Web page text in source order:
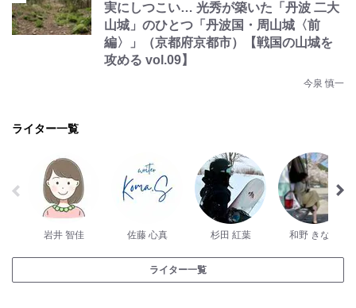
実にしつこい… 光秀が築いた「丹波 二大
山城」のひとつ「丹波国・周山城〈前
編〉」（京都府京都市）【戦国の山城を
攻める vol.09】
今泉 慎一
ライター一覧
岩井 智佳 佐藤 心真 杉田 紅葉 和野 きなこ
ライター一覧